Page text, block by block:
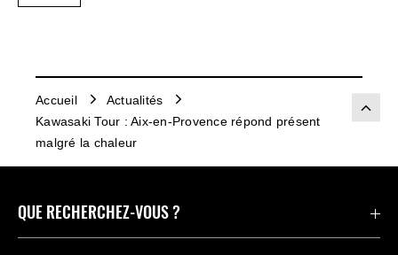
Accueil
Actualités
Kawasaki Tour : Aix-en-Provence répond présent
malgré la chaleur
QUE RECHERCHEZ-VOUS ?